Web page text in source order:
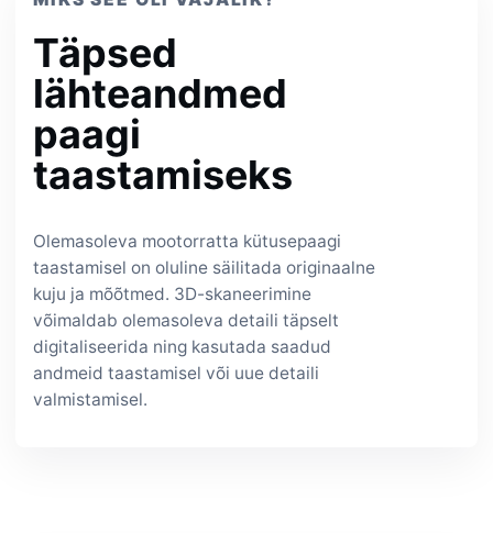
Täpsed
lähteandmed
paagi
taastamiseks
Olemasoleva mootorratta kütusepaagi
taastamisel on oluline säilitada originaalne
kuju ja mõõtmed. 3D-skaneerimine
võimaldab olemasoleva detaili täpselt
digitaliseerida ning kasutada saadud
andmeid taastamisel või uue detaili
valmistamisel.